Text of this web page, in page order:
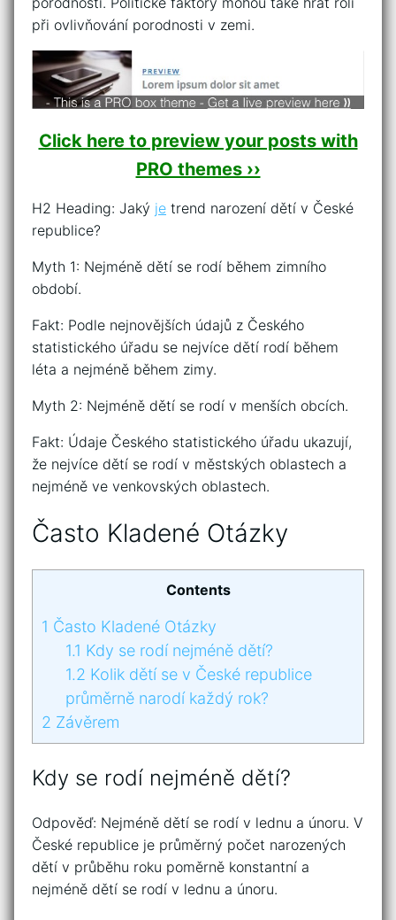
při ovlivňování porodnosti v zemi.
Click here to preview your posts with
PRO themes ››
H2 Heading: Jaký je trend narození dětí v České
republice?
Myth 1: Nejméně dětí se rodí během zimního
období.
Fakt: Podle nejnovějších údajů z Českého
statistického úřadu se nejvíce dětí rodí během
léta a nejméně během zimy.
Myth 2: Nejméně dětí se rodí v menších obcích.
Fakt: Údaje Českého statistického úřadu ukazují,
že nejvíce dětí se rodí v městských oblastech a
nejméně ve venkovských oblastech.
Často Kladené Otázky
Contents
1 Často Kladené Otázky
1.1 Kdy se rodí nejméně dětí?
1.2 Kolik dětí se v České republice
průměrně narodí každý rok?
2 Závěrem
Kdy se rodí nejméně dětí?
Odpověď: Nejméně dětí se rodí v lednu a únoru. V
České republice je průměrný počet narozených
dětí v průběhu roku poměrně konstantní a
nejméně dětí se rodí v lednu a únoru.